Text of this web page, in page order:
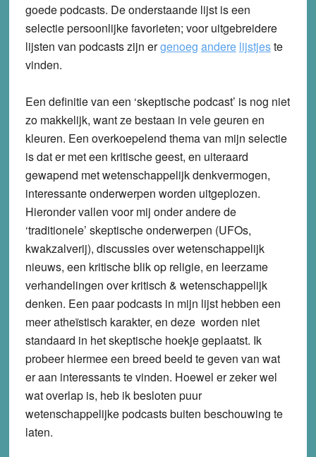
goede podcasts. De onderstaande lijst is een
selectie persoonlijke favorieten; voor uitgebreidere
lijsten van podcasts zijn ergenoeg andere lijstjeste
vinden.
Een definitie van een ‘skeptische podcast’ is nog niet
zo makkelijk, want ze bestaan in vele geuren en
kleuren. Een overkoepelend thema van mijn selectie
is dat er met een kritische geest, en uiteraard
gewapend met wetenschappelijk denkvermogen,
interessante onderwerpen worden uitgeplozen.
Hieronder vallen voor mij onder andere de
‘traditionele’ skeptische onderwerpen (UFOs,
kwakzalverij), discussies over wetenschappelijk
nieuws, een kritische blik op religie, en leerzame
verhandelingen over kritisch & wetenschappelijk
denken. Een paar podcasts in mijn lijst hebben een
meer atheïstisch karakter, en deze worden niet
standaard in het skeptische hoekje geplaatst. Ik
probeer hiermee een breed beeld te geven van wat
er aan interessants te vinden. Hoewel er zeker wel
wat overlap is, heb ik besloten puur
wetenschappelijke podcasts buiten beschouwing te
laten.